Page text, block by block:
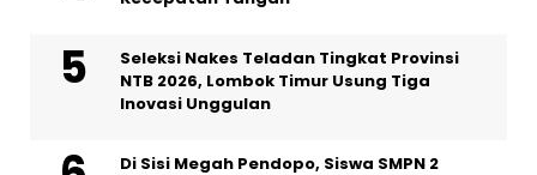
Seleksi Nakes Teladan Tingkat Provinsi
NTB 2026, Lombok Timur Usung Tiga
Inovasi Unggulan
Di Sisi Megah Pendopo, Siswa SMPN 2